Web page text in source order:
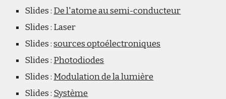
Slides: De l'atome au semi-conducteur
Slides: Laser
Slides:sources optoélectroniques
Slides: Photodiodes
Slides : Modulation de la lumière
Slides: Système